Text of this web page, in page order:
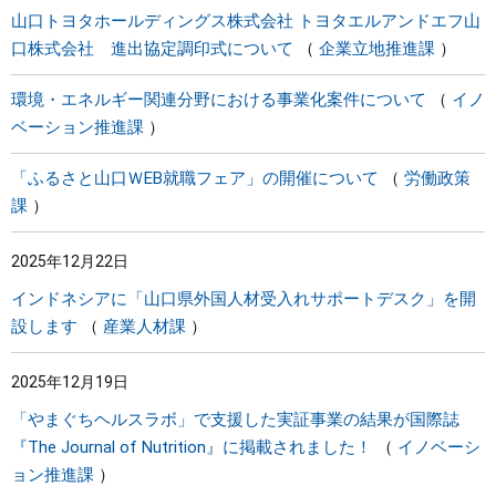
山口トヨタホールディングス株式会社 トヨタエルアンドエフ山
口株式会社 進出協定調印式について
企業立地推進課
環境・エネルギー関連分野における事業化案件について
イノ
ベーション推進課
「ふるさと山口ＷEB就職フェア」の開催について
労働政策
課
2025年12月22日
インドネシアに「山口県外国人材受入れサポートデスク」を開
設します
産業人材課
2025年12月19日
「やまぐちヘルスラボ」で支援した実証事業の結果が国際誌
『The Journal of Nutrition』に掲載されました！
イノベーシ
ョン推進課